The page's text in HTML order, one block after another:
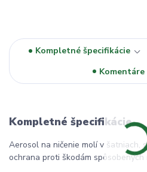
Kompletné špecifikácie
Komentáre
Kompletné špecifikácie
Aerosol na ničenie molí v šatniach,
ochrana proti škodám spôsobených